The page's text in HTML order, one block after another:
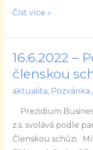
Číst více »
16.6.2022 –
členskou
aktualita, Pozvánka
Prezidium
z.s. svolává podle
Členskou schůzi
16.6.2022
–
členskou
schůzi